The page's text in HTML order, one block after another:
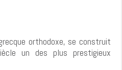
orthodoxe, se construit
un des plus prestigieux